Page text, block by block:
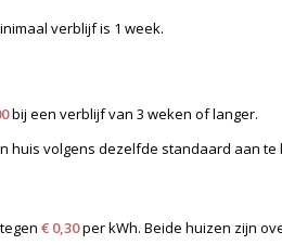
verblijf is 1 week.
bij een verblijf van 3 weken of langer.
huis volgens dezelfde standaard aan te
€ 0,30per kWh. Beide huizen zijn